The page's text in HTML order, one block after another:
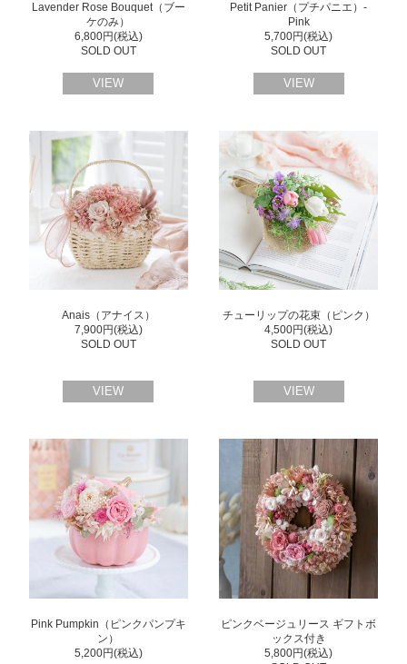
Lavender Rose Bouquet（ブー
ケのみ）
6,800円(税込)
SOLD OUT
VIEW
Petit Panier（プチパニエ）-
Pink
5,700円(税込)
SOLD OUT
VIEW
Anais（アナイス）
7,900円(税込)
SOLD OUT
VIEW
チューリップの花束（ピンク）
4,500円(税込)
SOLD OUT
VIEW
Pink Pumpkin（ピンクパンプキ
ン）
5,200円(税込)
ピンクベージュリース ギフトボ
ックス付き
5,800円(税込)